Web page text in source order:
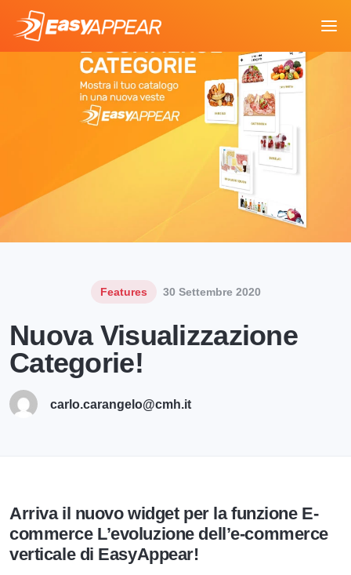
Features 30 Settembre 2020
Nuova Visualizzazione
Categorie!
carlo.carangelo@cmh.it
Arriva il nuovo widget per la funzione E-
commerce L’evoluzione dell’e-commerce
verticale di EasyAppear!